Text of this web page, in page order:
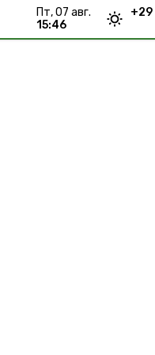
пт, 07 авг.
15:46
+29